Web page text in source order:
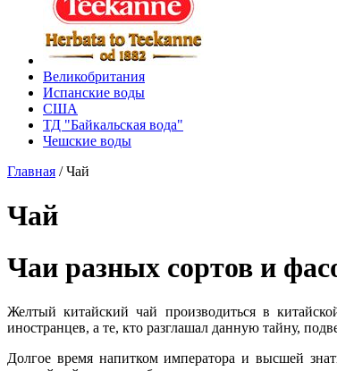
Великобритания
Испанские воды
США
ТД "Байкальская вода"
Чешские воды
Главная /Чай
Чай
Чаи разных сортов и
Желтый китайский чай производиться в
иностранцев, а те, кто разглашал данную тайну,
Долгое время напитком императора и высшей